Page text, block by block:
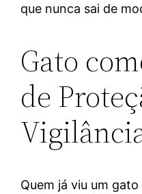
que nunca sai de
Gato
de
Quem já viu um